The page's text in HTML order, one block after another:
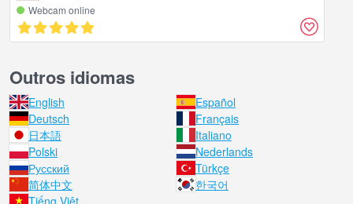
Webcam online
Outros idiomas
English
Español
Deutsch
Français
日本語
Italiano
Polski
Nederlands
Русский
Türkçe
简体中文
한국어
Tiếng Việt